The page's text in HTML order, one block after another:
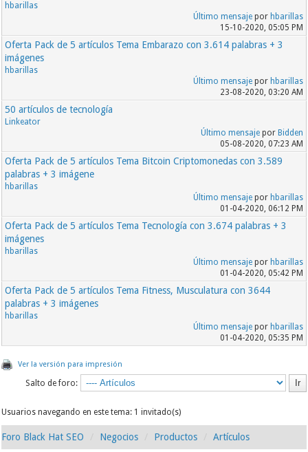
hbarillas
Último mensajepor hbarillas
15-10-2020, 05:05 PM
Oferta Pack de 5 artículos Tema Embarazo con 3.614 palabras + 3
imágenes
hbarillas
Último mensajepor hbarillas
23-08-2020, 03:20 AM
50 artículos de tecnología
Linkeator
Último mensajepor Bidden
05-08-2020, 07:23 AM
Oferta Pack de 5 artículos Tema Bitcoin Criptomonedas con 3.589
palabras + 3 imágene
hbarillas
Último mensajepor hbarillas
01-04-2020, 06:12 PM
Oferta Pack de 5 artículos Tema Tecnología con 3.674 palabras + 3
imágenes
hbarillas
Último mensajepor hbarillas
01-04-2020, 05:42 PM
Oferta Pack de 5 artículos Tema Fitness, Musculatura con 3644
palabras + 3 imágenes
hbarillas
Último mensajepor hbarillas
01-04-2020, 05:35 PM
Ver la versión para impresión
Salto de foro:
Usuarios navegando en este tema: 1 invitado(s)
Foro Black Hat SEO Negocios Productos Artículos